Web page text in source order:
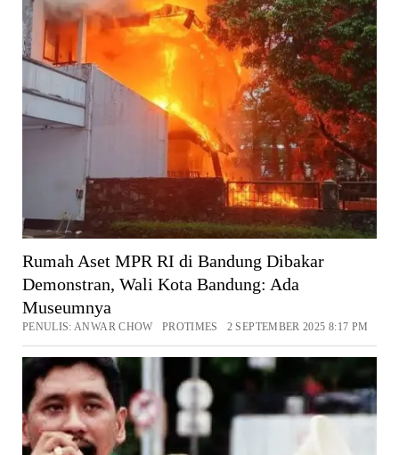
Rumah Aset MPR RI di Bandung Dibakar
Demonstran, Wali Kota Bandung: Ada
Museumnya
PENULIS: ANWAR CHOW PROTIMES 2 SEPTEMBER 2025 8:17 PM